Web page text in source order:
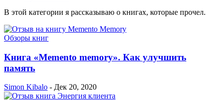
В этой категории я рассказываю о книгах, которые прочел.
Обзоры книг
Книга «Memento memory». Как улучшить
память
Simon Kibalo - Дек 20, 2020